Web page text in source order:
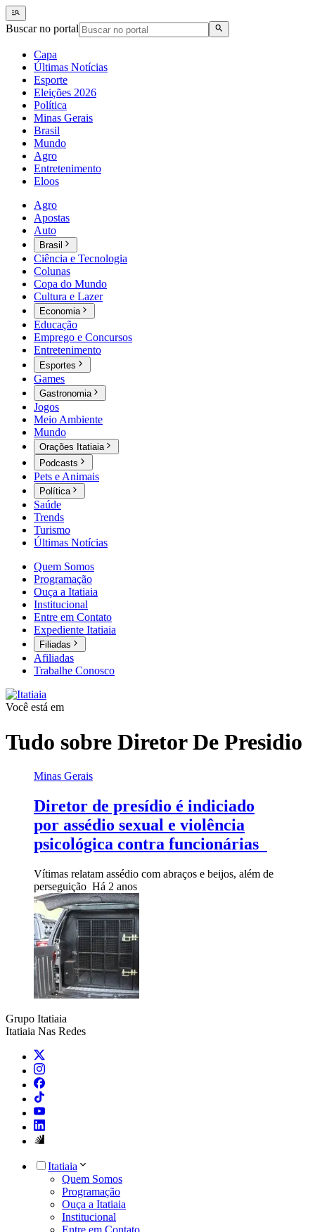
Buscar no portal
Capa
Últimas Notícias
Esporte
Eleições 2026
Política
Minas Gerais
Brasil
Mundo
Agro
Entretenimento
Eloos
Agro
Apostas
Auto
Brasil
Ciência e Tecnologia
Colunas
Copa do Mundo
Cultura e Lazer
Economia
Educação
Emprego e Concursos
Entretenimento
Esportes
Games
Gastronomia
Jogos
Meio Ambiente
Mundo
Orações Itatiaia
Podcasts
Pets e Animais
Política
Saúde
Trends
Turismo
Últimas Notícias
Quem Somos
Programação
Ouça a Itatiaia
Institucional
Entre em Contato
Expediente Itatiaia
Filiadas
Afiliadas
Trabalhe Conosco
Você está em
Tudo sobre Diretor De Presidio
Minas Gerais
Diretor de presídio é indiciado
por assédio sexual e violência
psicológica contra funcionárias
Vítimas relatam assédio com abraços e beijos, além de
perseguição Há 2 anos
Grupo Itatiaia
Itatiaia Nas Redes
Itatiaia
Quem Somos
Programação
Ouça a Itatiaia
Institucional
Entre em Contato